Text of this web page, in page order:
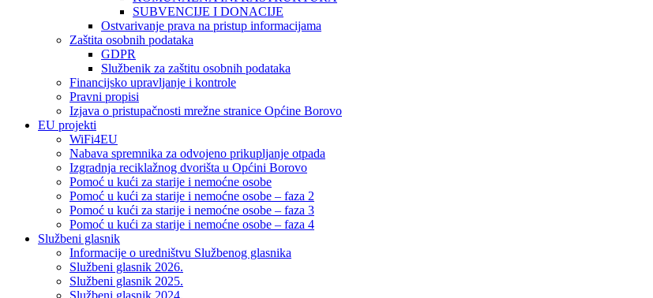
SUBVENCIJE I DONACIJE
Ostvarivanje prava na pristup informacijama
Zaštita osobnih podataka
GDPR
Službenik za zaštitu osobnih podataka
Financijsko upravljanje i kontrole
Pravni propisi
Izjava o pristupačnosti mrežne stranice Općine Borovo
EU projekti
WiFi4EU
Nabava spremnika za odvojeno prikupljanje otpada
Izgradnja reciklažnog dvorišta u Općini Borovo
Pomoć u kući za starije i nemoćne osobe
Pomoć u kući za starije i nemoćne osobe – faza 2
Pomoć u kući za starije i nemoćne osobe – faza 3
Pomoć u kući za starije i nemoćne osobe – faza 4
Službeni glasnik
Informacije o uredništvu Službenog glasnika
Službeni glasnik 2026.
Službeni glasnik 2025.
Službeni glasnik 2024.